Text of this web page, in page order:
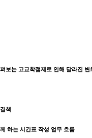
보는 고교학점제로 인해 달라진 변
책
하는 시간표 작성 업무 흐름